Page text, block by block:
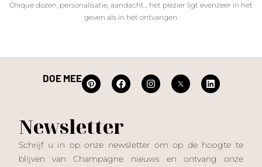
Chique dozen, personalisatie, aandacht... het plezier ligt evenzeer in het
geven als in het ontvangen.
DOE MEE
Newsletter
Schrijf u in op onze newsletter om op de hoogte te
blijven van Champagne nieuws en ontvang onze